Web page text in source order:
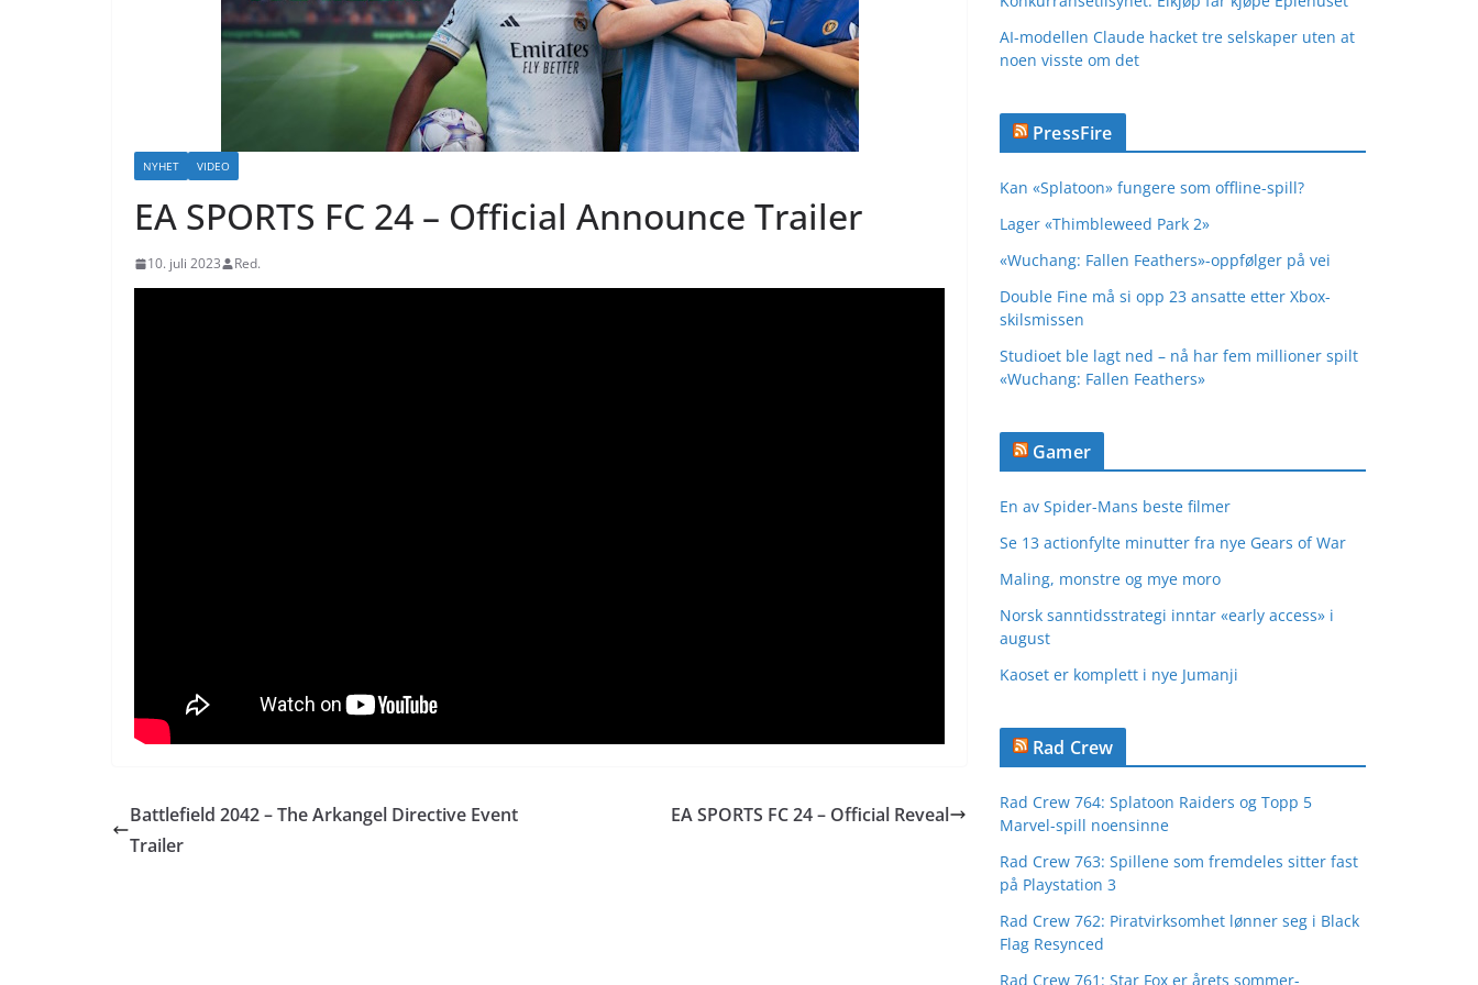
NYHET VIDEO
EA SPORTS FC 24 – Official Announce Trailer
10. juli 2023 Red.
Battlefield 2042 – The Arkangel Directive Event
Trailer
EA SPORTS FC 24 – Official Reveal
AI-modellen Claude hacket tre selskaper uten at
noen visste om det
PressFire
Kan «Splatoon» fungere som offline-spill?
Lager «Thimbleweed Park 2»
«Wuchang: Fallen Feathers»-oppfølger på vei
Double Fine må si opp 23 ansatte etter Xbox-
skilsmissen
Studioet ble lagt ned – nå har fem millioner spilt
«Wuchang: Fallen Feathers»
Gamer
En av Spider-Mans beste filmer
Se 13 actionfylte minutter fra nye Gears of War
Maling, monstre og mye moro
Norsk sanntidsstrategi inntar «early access» i
august
Kaoset er komplett i nye Jumanji
Rad Crew
Rad Crew 764: Splatoon Raiders og Topp 5
Marvel-spill noensinne
Rad Crew 763: Spillene som fremdeles sitter fast
på Playstation 3
Rad Crew 762: Piratvirksomhet lønner seg i Black
Flag Resynced
Rad Crew 761: Star Fox er årets sommer-